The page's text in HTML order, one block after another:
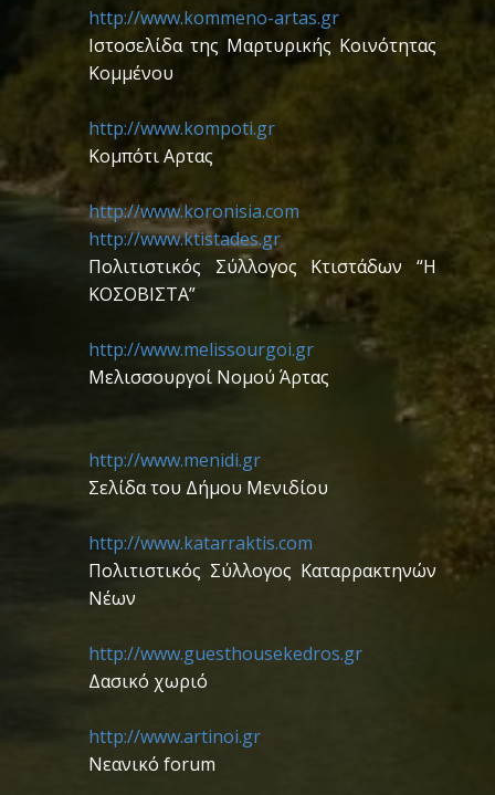
http://www.kommeno-artas.gr
Iστοσελίδα της Μαρτυρικής Κοινότητας
Κομμένου
http://www.kompoti.gr
Κομπότι Αρτας
http://www.koronisia.com
http://www.ktistades.gr
Πολιτιστικός Σύλλογος Κτιστάδων “Η
ΚΟΣΟΒΙΣΤΑ”
http://www.melissourgoi.gr
Μελισσουργοί Νομού Άρτας
http://www.menidi.gr
Σελίδα του Δήμου Μενιδίου
http://www.katarraktis.com
Πολιτιστικός Σύλλογος Καταρρακτηνών
Νέων
http://www.guesthousekedros.gr
Δασικό χωριό
http://www.artinoi.gr
Nεανικό forum